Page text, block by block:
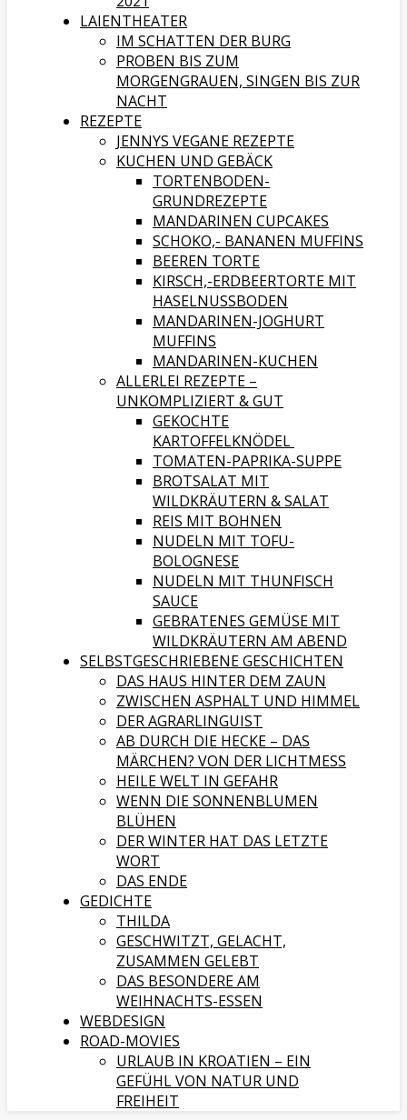
LAIENTHEATER
IM SCHATTEN DER BURG
PROBEN BIS ZUM
MORGENGRAUEN, SINGEN BIS ZUR
NACHT
REZEPTE
JENNYS VEGANE REZEPTE
KUCHEN UND GEBÄCK
TORTENBODEN-
GRUNDREZEPTE
MANDARINEN CUPCAKES
SCHOKO,- BANANEN MUFFINS
BEEREN TORTE
KIRSCH,-ERDBEERTORTE MIT
HASELNUSSBODEN
MANDARINEN-JOGHURT
MUFFINS
MANDARINEN-KUCHEN
ALLERLEI REZEPTE –
UNKOMPLIZIERT & GUT
GEKOCHTE
KARTOFFELKNÖDEL
TOMATEN-PAPRIKA-SUPPE
BROTSALAT MIT
WILDKRÄUTERN & SALAT
REIS MIT BOHNEN
NUDELN MIT TOFU-
BOLOGNESE
NUDELN MIT THUNFISCH
SAUCE
GEBRATENES GEMÜSE MIT
WILDKRÄUTERN AM ABEND
SELBSTGESCHRIEBENE GESCHICHTEN
DAS HAUS HINTER DEM ZAUN
ZWISCHEN ASPHALT UND HIMMEL
DER AGRARLINGUIST
AB DURCH DIE HECKE – DAS
MÄRCHEN? VON DER LICHTMESS
HEILE WELT IN GEFAHR
WENN DIE SONNENBLUMEN
BLÜHEN
DER WINTER HAT DAS LETZTE
WORT
DAS ENDE
GEDICHTE
THILDA
GESCHWITZT, GELACHT,
ZUSAMMEN GELEBT
DAS BESONDERE AM
WEIHNACHTS-ESSEN
WEBDESIGN
ROAD-MOVIES
URLAUB IN KROATIEN – EIN
GEFÜHL VON NATUR UND
FREIHEIT